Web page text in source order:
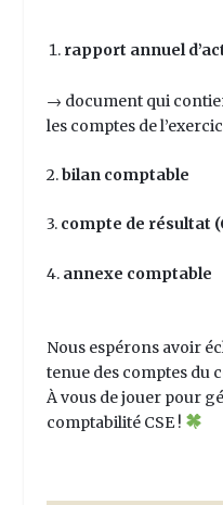
rapport annuel
→ document qui
les comptes de
2.bilan comptable
3. compte de résultat
4. annexe comptable
Nous espérons avoir
tenue des comptes du
À vous de jouer pour
comptabilité CSE!